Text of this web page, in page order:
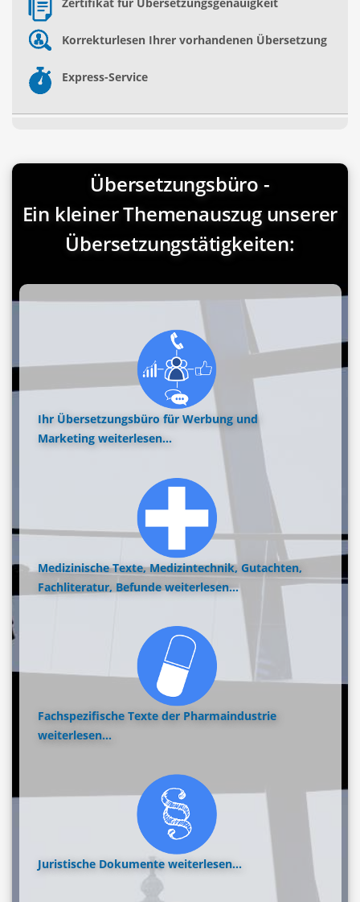
Korrekturlesen Ihrer vorhandenen Übersetzung
Express-Service
Übersetzungsbüro -
Ein kleiner Themenauszug unserer
Übersetzungstätigkeiten:
Ihr Übersetzungsbüro für Werbung und
Marketing weiterlesen...
Medizinische Texte, Medizintechnik, Gutachten,
Fachliteratur, Befunde weiterlesen...
Fachspezifische Texte der Pharmaindustrie
weiterlesen...
Juristische Dokumente weiterlesen...